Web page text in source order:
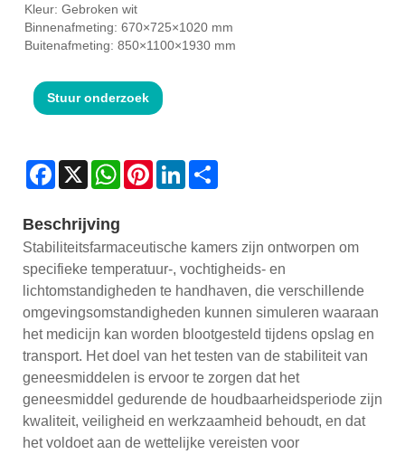
Kleur: Gebroken wit
Binnenafmeting: 670×725×1020 mm
Buitenafmeting: 850×1100×1930 mm
Stuur onderzoek
Facebook
X WhatsAppPinterestLinkedIn
Beschrijving
Stabiliteitsfarmaceutische kamers zijn ontworpen om
specifieke temperatuur-, vochtigheids- en
lichtomstandigheden te handhaven, die verschillende
omgevingsomstandigheden kunnen simuleren waaraan
het medicijn kan worden blootgesteld tijdens opslag en
transport. Het doel van het testen van de stabiliteit van
geneesmiddelen is ervoor te zorgen dat het
geneesmiddel gedurende de houdbaarheidsperiode zijn
kwaliteit, veiligheid en werkzaamheid behoudt, en dat
het voldoet aan de wettelijke vereisten voor